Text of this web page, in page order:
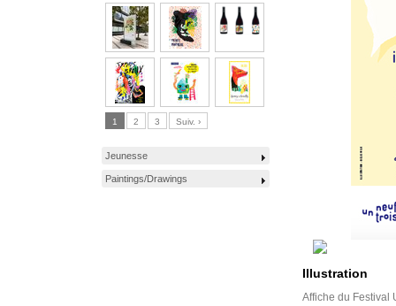
Illustration
Affiche du Festival
1 2 3 Suiv. ›
Jeunesse
Paintings/Drawings